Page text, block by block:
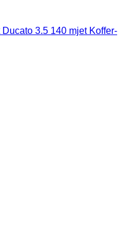
Ducato 3.5 140 mjet Koffer-